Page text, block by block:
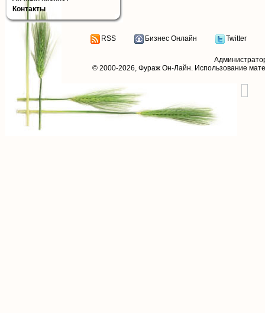
Контакты
RSS Бизнес Онлайн Twitter
© 2000-2026, Фураж Он-Лайн. Использование